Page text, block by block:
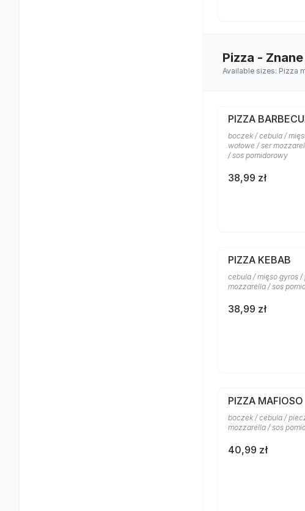
Pizza -
Available sizes: Pizza
PIZZA
boczek / cebula /
wołowe / ser
/ sos pomidorowy
38,99 zł
PIZZA KEBAB
cebula / mięso gyros /
mozzarella / sos
38,99 zł
PIZZA MAFIOSO
boczek / cebula /
mozzarella / sos
40,99 zł